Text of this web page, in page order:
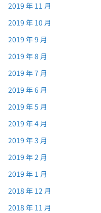
2019 年 11 月
2019 年 10 月
2019 年 9 月
2019 年 8 月
2019 年 7 月
2019 年 6 月
2019 年 5 月
2019 年 4 月
2019 年 3 月
2019 年 2 月
2019 年 1 月
2018 年 12 月
2018 年 11 月